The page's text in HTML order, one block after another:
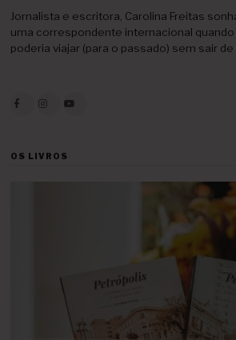
Jornalista e escritora, Carolina Freitas
uma correspondente internacional
poderia viajar (para o passado) sem sair de
OS LIVROS